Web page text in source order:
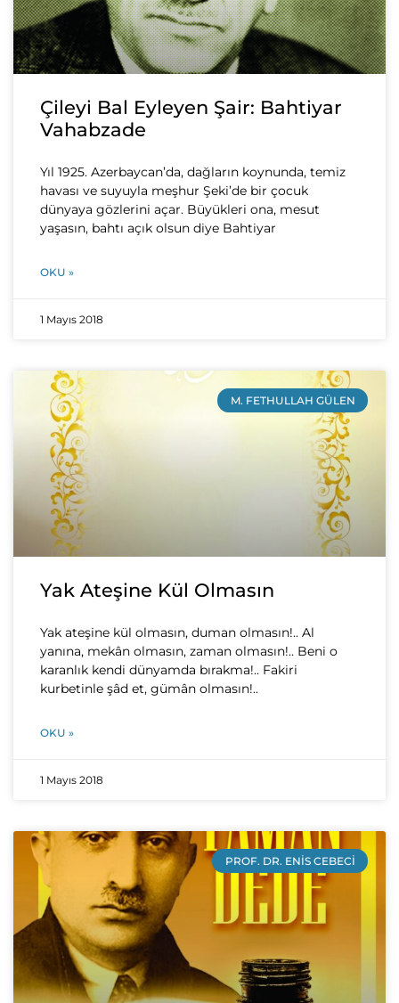
Çileyi Bal Eyleyen Şair: Bahtiyar
Vahabzade
Yıl 1925. Azerbaycan’da, dağların koynunda, temiz
havası ve suyuyla meşhur Şeki’de bir çocuk
dünyaya gözlerini açar. Büyükleri ona, mesut
yaşasın, bahtı açık olsun diye Bahtiyar
OKU »
1 Mayıs 2018
M. FETHULLAH GÜLEN
Yak Ateşine Kül Olmasın
Yak ateşine kül olmasın, duman olmasın!.. Al
yanına, mekân olmasın, zaman olmasın!.. Beni o
karanlık kendi dünyamda bırakma!.. Fakiri
kurbetinle şâd et, gümân olmasın!..
OKU »
1 Mayıs 2018
PROF. DR. ENIS CEBECI